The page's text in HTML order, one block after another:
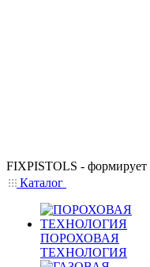
FIXPISTOLS - формирует
Каталог
ПОРОХОВАЯ
ТЕХНОЛОГИЯ